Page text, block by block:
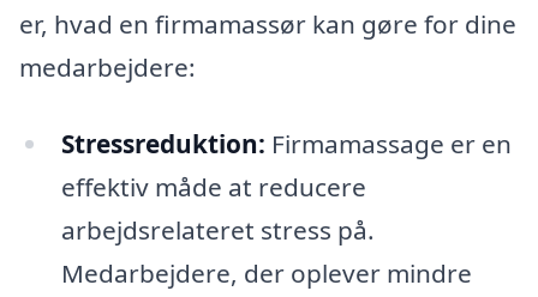
er, hvad en firmamassør kan gøre for dine
medarbejdere:
Stressreduktion: Firmamassage er en
effektiv måde at reducere
arbejdsrelateret stress på.
Medarbejdere, der oplever mindre